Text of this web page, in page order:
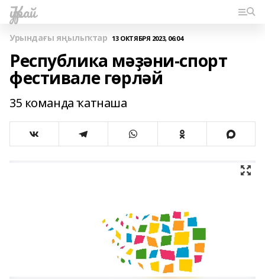
Ҡурай
Урындағы яңылыҡтар 13 ОКТЯБРЯ 2023, 06:04
Республика мәҙәни-спорт
фестивале гөрләй
35 команда ҡатнаша